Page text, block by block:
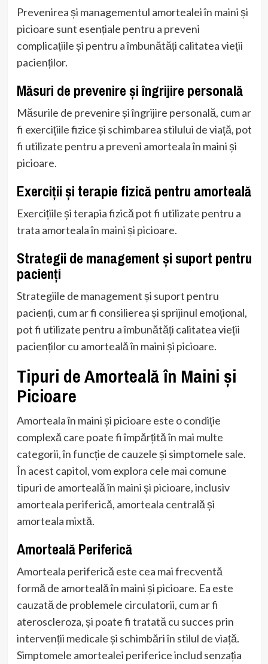
Prevenirea și managementul amortealei în maini și
picioare sunt esențiale pentru a preveni
complicațiile și pentru a îmbunătăți calitatea vieții
pacienților.
Măsuri de prevenire și îngrijire personală
Măsurile de prevenire și îngrijire personală, cum ar
fi exercițiile fizice și schimbarea stilului de viață, pot
fi utilizate pentru a preveni amorteala în maini și
picioare.
Exerciții și terapie fizică pentru amorteală
Exercițiile și terapia fizică pot fi utilizate pentru a
trata amorteala în maini și picioare.
Strategii de management și suport pentru
pacienți
Strategiile de management și suport pentru
pacienți, cum ar fi consilierea și sprijinul emoțional,
pot fi utilizate pentru a îmbunătăți calitatea vieții
pacienților cu amorteală în maini și picioare.
Tipuri de Amorteală în Maini și
Picioare
Amorteala în maini și picioare este o condiție
complexă care poate fi împărțită în mai multe
categorii, în funcție de cauzele și simptomele sale.
În acest capitol, vom explora cele mai comune
tipuri de amorteală în maini și picioare, inclusiv
amorteala periferică, amorteala centrală și
amorteala mixtă.
Amorteală Periferică
Amorteala periferică este cea mai frecventă
formă de amorteală în maini și picioare. Ea este
cauzată de problemele circulatorii, cum ar fi
ateroscleroza, și poate fi tratată cu succes prin
intervenții medicale și schimbări în stilul de viață.
Simptomele amortealei periferice includ senzația